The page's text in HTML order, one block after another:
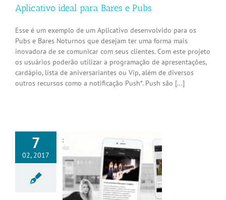
Aplicativo ideal para Bares e Pubs
Esse é um exemplo de um Aplicativo desenvolvido para os
Pubs e Bares Noturnos que desejam ter uma forma mais
inovadora de se comunicar com seus clientes. Com este projeto
os usuários poderão utilizar a programação de apresentações,
cardápio, lista de aniversariantes ou Vip, além de diversos
outros recursos como a notificação Push*. Push são [...]
7
02, 2017
ideal para